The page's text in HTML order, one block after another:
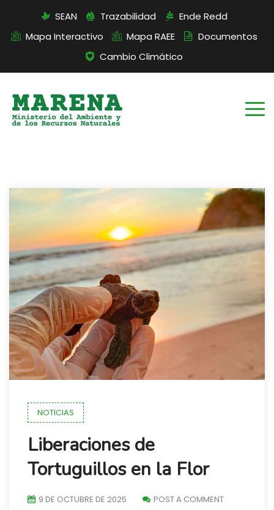
SEAN Trazabilidad
Ende Redd
Mapa Interactivo
Mapa RAEE
Documentos
Cambio Climático
NOTICIAS
Liberaciones de
Tortuguillos en la Flor
9 DE OCTUBRE DE 2025 POST A COMMENT